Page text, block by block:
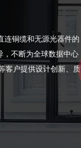
连铜缆和无源光器件的
，不断为全球数据中心
客户提供设计创新、质